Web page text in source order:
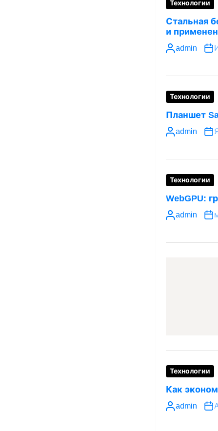
Технологии
Стальная
и
admin
Технологии
Планшет
admin
Технологии
WebGPU:
admin
Технологии
Как
admin